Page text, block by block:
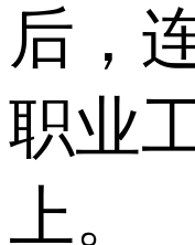
后，
职业
上。